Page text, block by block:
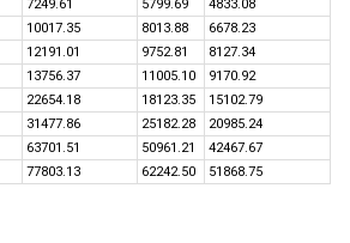
7249.61 5799.69
4833.08
10017.35 8013.88
6678.23
12191.01 9752.81
8127.34
13756.37 11005.10
9170.92
22654.18 18123.35
15102.79
31477.86 25182.28
20985.24
63701.51 50961.21
42467.67
77803.13 62242.50 51868.75